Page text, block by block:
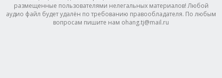
размещенные пользователями нелегальных материалов! Любой
аудио файл будет удалён по требованию правообладателя. По любым
вопросам пишите нам ohang.tj@mail.ru